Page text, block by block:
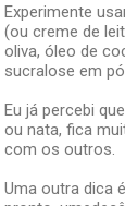
Experimente
(ou creme de
oliva, óleo de
sucralose em pó.
Eu já percebi
ou nata, fica
com os outros.
Uma outra dica